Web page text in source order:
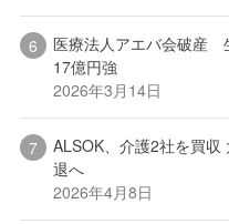
医療法人アエバ会破産
17億円強
2026年3月14日
ALSOK、介護2社を買
退へ
2026年4月8日